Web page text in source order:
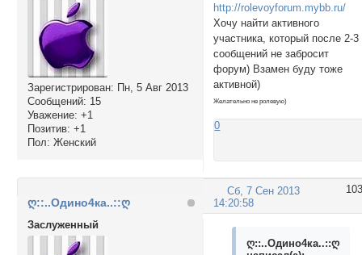
Зарегистрирован: Пн, 5 Авг 2013
Сообщений: 15
Уважение: +1
Позитив: +1
Пол: Женский
http://rolevoyforum.mybb.ru/
Хочу найти активного
участника, который после 2-3
сообщений не забросит
форум) Взамен буду тоже
активной)
Желательно не ролевую)
0
103
Сб, 7 Сен 2013
14:20:58
ღ::..Одино4ка..::ღ
Заслуженный
ღ::..Одино4ка..::ღ